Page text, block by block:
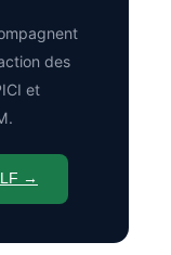
des
et
→